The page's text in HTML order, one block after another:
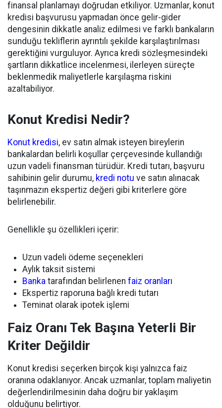
finansal planlamayı doğrudan etkiliyor. Uzmanlar, konut
kredisi başvurusu yapmadan önce gelir-gider
dengesinin dikkatle analiz edilmesi ve farklı bankaların
sunduğu tekliflerin ayrıntılı şekilde karşılaştırılması
gerektiğini vurguluyor. Ayrıca kredi sözleşmesindeki
şartların dikkatlice incelenmesi, ilerleyen süreçte
beklenmedik maliyetlerle karşılaşma riskini
azaltabiliyor.
Konut Kredisi Nedir?
Konut kredisi, ev satın almak isteyen bireylerin
bankalardan belirli koşullar çerçevesinde kullandığı
uzun vadeli finansman türüdür. Kredi tutarı, başvuru
sahibinin gelir durumu, kredi notu ve satın alınacak
taşınmazın ekspertiz değeri gibi kriterlere göre
belirlenebilir.
Genellikle şu özellikleri içerir:
Uzun vadeli ödeme seçenekleri
Aylık taksit sistemi
Banka tarafından belirlenen faiz oranları
Ekspertiz raporuna bağlı kredi tutarı
Teminat olarak ipotek işlemi
Faiz Oranı Tek Başına Yeterli Bir
Kriter Değildir
Konut kredisi seçerken birçok kişi yalnızca faiz
oranına odaklanıyor. Ancak uzmanlar, toplam maliyetin
değerlendirilmesinin daha doğru bir yaklaşım
olduğunu belirtiyor.